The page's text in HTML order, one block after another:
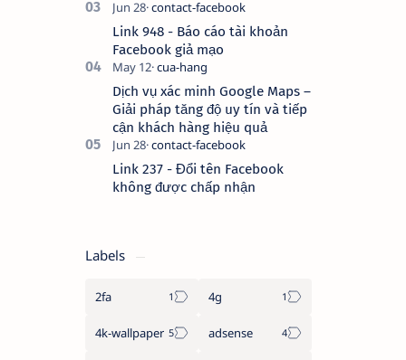
Link 948 - Báo cáo tài khoản
Facebook giả mạo
Dịch vụ xác minh Google Maps –
Giải pháp tăng độ uy tín và tiếp
cận khách hàng hiệu quả
Link 237 - Đổi tên Facebook
không được chấp nhận
Labels
2fa 4g
4k-wallpaper adsense